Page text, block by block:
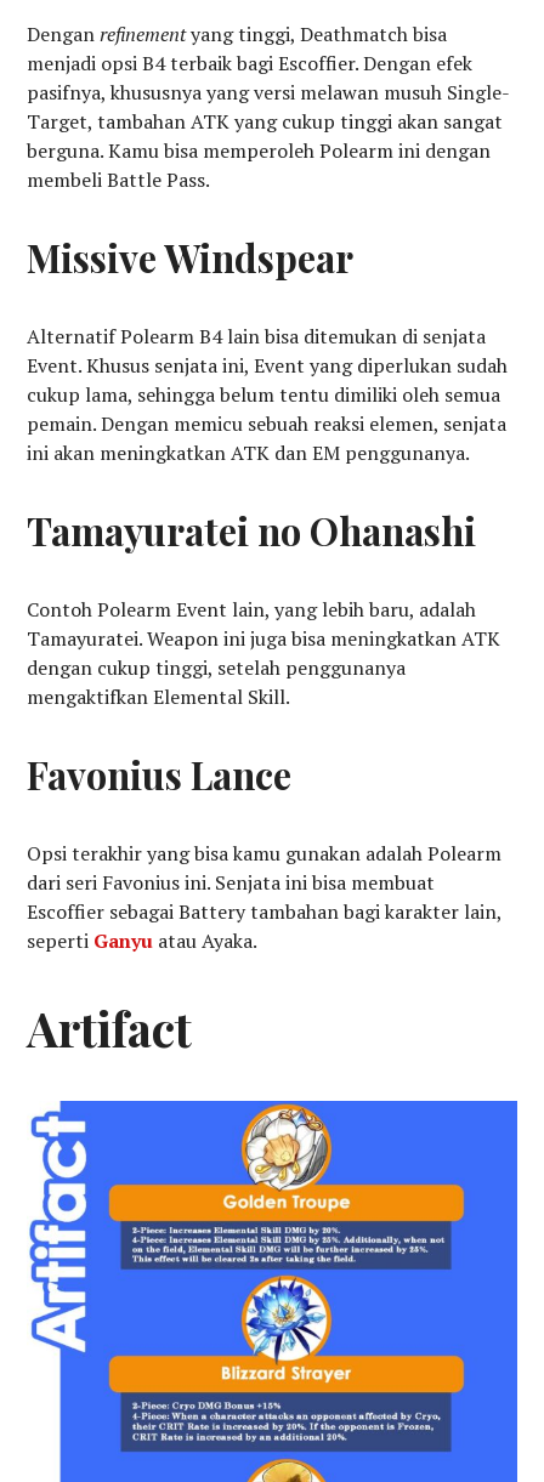
Denganrefinementyang tinggi, Deathmatch bisa
menjadi opsi B4 terbaik bagi Escoffier. Dengan efek
pasifnya, khususnya yang versi melawan musuh Single-
Target, tambahan ATK yang cukup tinggi akan sangat
berguna. Kamu bisa memperoleh Polearm ini dengan
membeli Battle Pass.
Missive Windspear
Alternatif Polearm B4 lain bisa ditemukan di senjata
Event. Khusus senjata ini, Event yang diperlukan sudah
cukup lama, sehingga belum tentu dimiliki oleh semua
pemain. Dengan memicu sebuah reaksi elemen, senjata
ini akan meningkatkan ATK dan EM penggunanya.
Tamayuratei no Ohanashi
Contoh Polearm Event lain, yang lebih baru, adalah
Tamayuratei. Weapon ini juga bisa meningkatkan ATK
dengan cukup tinggi, setelah penggunanya
mengaktifkan Elemental Skill.
Favonius Lance
Opsi terakhir yang bisa kamu gunakan adalah Polearm
dari seri Favonius ini. Senjata ini bisa membuat
Escoffier sebagai Battery tambahan bagi karakter lain,
seperti Ganyu atau Ayaka.
Artifact